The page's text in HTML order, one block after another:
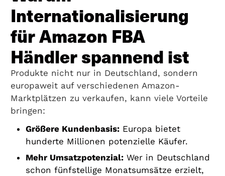
Internationalisierung
für Amazon FBA
Händler spannend ist
Produkte nicht nur in Deutschland, sondern
europaweit auf verschiedenen Amazon-
Marktplätzen zu verkaufen, kann viele Vorteile
bringen:
Größere Kundenbasis:Europa bietet
hunderte Millionen potenzielle Käufer.
Mehr Umsatzpotenzial:Wer in Deutschland
schon fünfstellige Monatsumsätze erzielt,